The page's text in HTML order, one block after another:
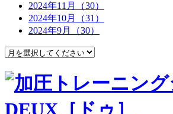
2024年11月（30）
2024年10月（31）
2024年9月（30）